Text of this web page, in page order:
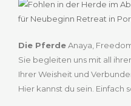
Die PferdeAnaya,
Sie begleiten uns mit all
Ihrer Weisheit und
Hier kannst du sein. Einfach